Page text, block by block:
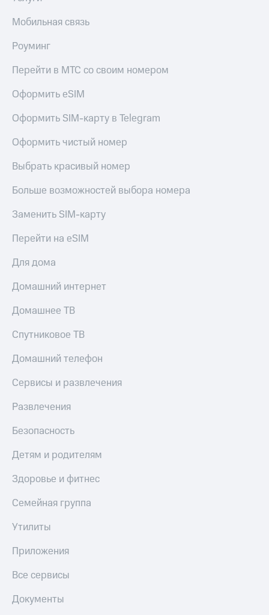
Мобильная связь
Роуминг
Перейти в МТС со своим номером
Оформить eSIM
Оформить SIM-карту в Telegram
Оформить чистый номер
Выбрать красивый номер
Больше возможностей выбора номера
Заменить SIM-карту
Перейти на eSIM
Для дома
Домашний интернет
Домашнее ТВ
Спутниковое ТВ
Домашний телефон
Сервисы и развлечения
Развлечения
Безопасность
Детям и родителям
Здоровье и фитнес
Семейная группа
Утилиты
Приложения
Все сервисы
Документы